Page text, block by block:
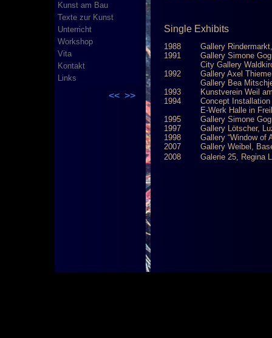
Kunst am Bau
Texte zur Kunst
Unterricht
Workshop
Vita
Kontakt
Links
1988 Gallery Rindermarkt,
1991 Gallery Simone
City Gallery
1992 Gallery Axel Thieme,
Gallery Bea
1993 Kunstverein Weil am
1994 Concept Installation
E-Werk Halle in
1995 Gallery Simone
1997 Gallery Lötscher,
1998 Gallery “Window of
2007 Gallery Weibel,
2008 Galerie 25, Regina
Single Exhibits
<< >>